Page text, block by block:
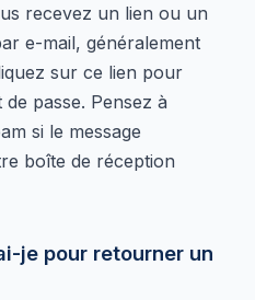
recevez un lien ou un
e-mail, généralement
sur ce lien pour
passe. Pensez à
si le message
boîte de réception
je pour retourner un